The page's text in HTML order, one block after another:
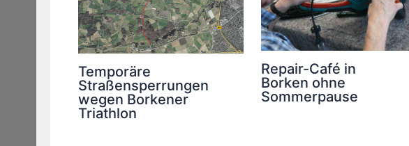
Temporäre
Straßensperrungen
wegen Borkener
Triathlon
Repair-Café in
Borken ohne
Sommerpause